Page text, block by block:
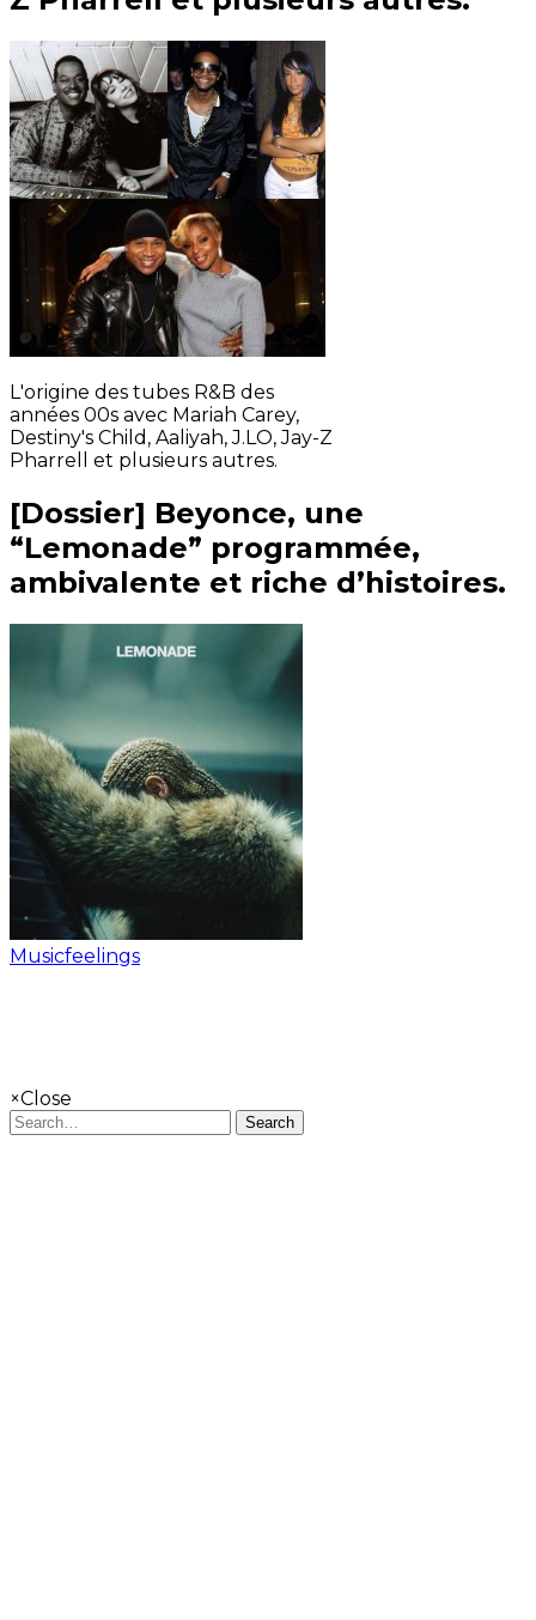
L'origine des tubes R&B des
années 00s avec Mariah Carey,
Destiny's Child, Aaliyah, J.LO, Jay-Z
Pharrell et plusieurs autres.
[Dossier] Beyonce, une
“Lemonade” programmée,
ambivalente et riche d’histoires.
Musicfeelings
×Close
Search